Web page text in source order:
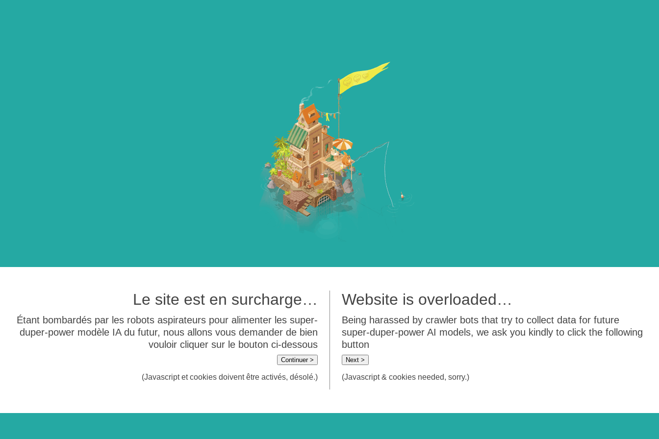
Le site est en surcharge…
Étant bombardés par les robots aspirateurs pour alimenter les super-
duper-power modèle IA du futur, nous allons vous demander de bien
vouloir cliquer sur le bouton ci-dessous
Continuer >
(Javascript et cookies doivent être activés, désolé.)
Website is overloaded…
Being harassed by crawler bots that try to collect data for future
super-duper-power AI models, we ask you kindly to click the following
button
Next >
(Javascript & cookies needed, sorry.)